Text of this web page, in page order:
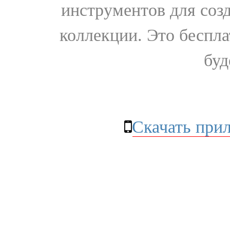
инструментов для
коллекции. Это
Скачать